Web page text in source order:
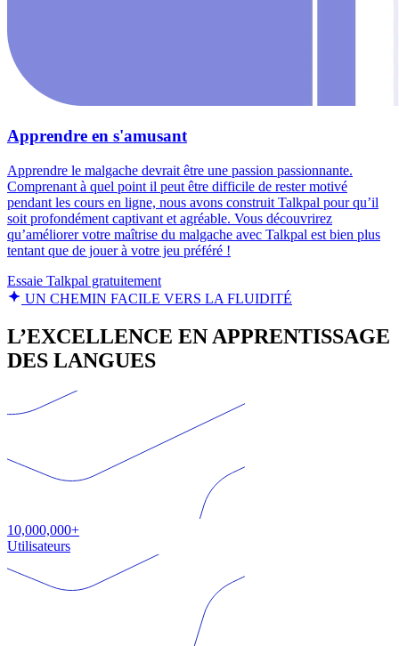
Apprendre en s'amusant
Apprendre le malgache devrait être une passion passionnante.
Comprenant à quel point il peut être difficile de rester motivé
pendant les cours en ligne, nous avons construit Talkpal pour qu’il
soit profondément captivant et agréable. Vous découvrirez
qu’améliorer votre maîtrise du malgache avec Talkpal est bien plus
tentant que de jouer à votre jeu préféré !
Essaie Talkpal gratuitement
UN CHEMIN FACILE VERS LA FLUIDITÉ
L’EXCELLENCE EN APPRENTISSAGE
DES LANGUES
10,000,000+
Utilisateurs